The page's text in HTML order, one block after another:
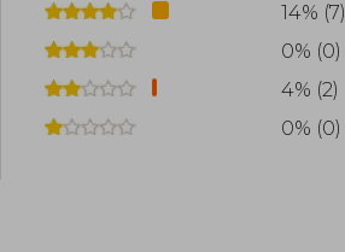
14% (7)
0% (0)
4% (2)
0% (0)